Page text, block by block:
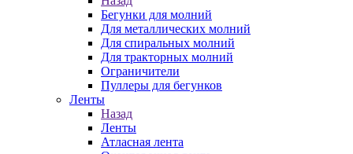
Бегунки для молний
Для металлических молний
Для спиральных молний
Для тракторных молний
Ограничители
Пуллеры для бегунков
Ленты
Назад
Ленты
Атласная лента